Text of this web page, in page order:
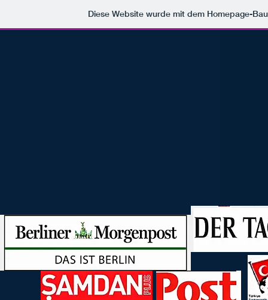
Diese Website wurde mit dem Homepage-